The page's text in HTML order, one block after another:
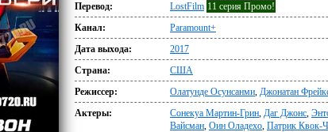
Перевод:
LostFilm 11 серия Промо!
Канал:
Paramount+
Дата выхода:
2017
Страна:
США
Режиссер:
Олатунде Осунсанми, Джонатан
Актеры:
Сонекуа Мартин-Грин, Даг Джонс,
Вайсман, Оин Оладехо, Патрик Квок-